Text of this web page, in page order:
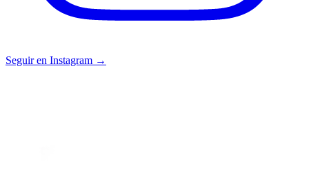
Seguir en Instagram →